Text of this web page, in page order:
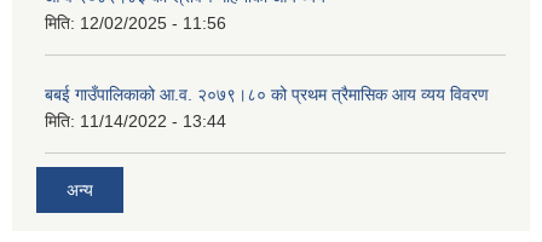
मिति: 12/02/2025 - 11:56
बबई गाउँपालिकाको आ.व. २०७९।८० को प्रथम त्रैमासिक आय व्यय विवरण
मिति: 11/14/2022 - 13:44
अन्य